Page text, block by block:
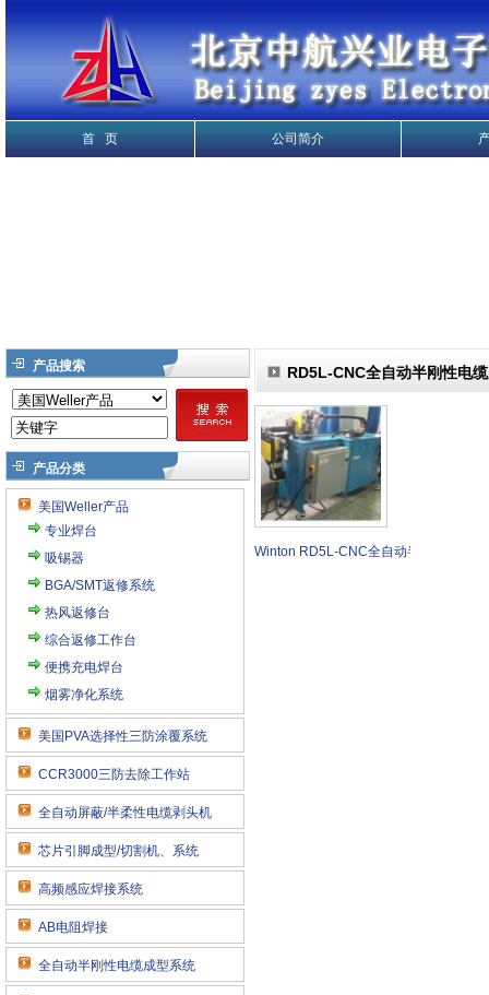
首 页 公司简介
产品搜索
产品分类
美国Weller产品
专业焊台
吸锡器
BGA/SMT返修系统
热风返修台
综合返修工作台
便携充电焊台
烟雾净化系统
美国PVA选择性三防涂覆系统
CCR3000三防去除工作站
全自动屏蔽/半柔性电缆剥头机
芯片引脚成型/切割机、系统
高频感应焊接系统
AB电阻焊接
全自动半刚性电缆成型系统
RD5L-CNC全自动半刚性电
Winton RD5L-CNC全自动半刚性电缆成